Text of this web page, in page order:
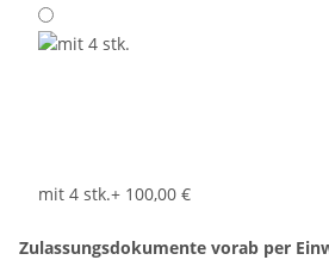
mit 4 stk.+ 100,00 €
Zulassungsdokumente vorab per